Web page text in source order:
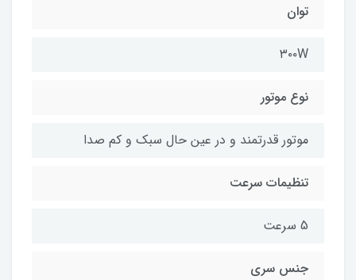
توان
۳۰۰W
نوع موتور
موتور قدرتمند و در عین حال سبک و کم صدا
تنظیمات سرعت
5 سرعت
جنس سری